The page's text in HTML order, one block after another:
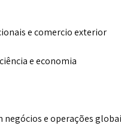
e comercio exterior
e economia
e operações